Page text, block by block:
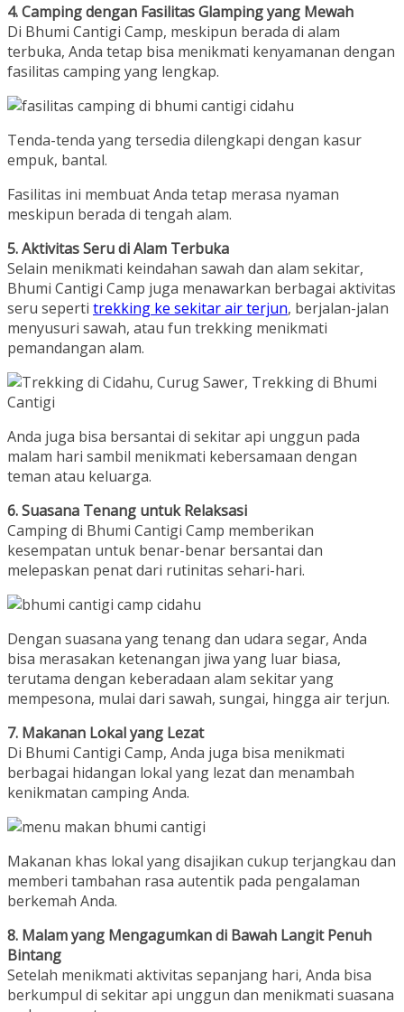
4. Camping dengan Fasilitas Glamping yang Mewah
Di Bhumi Cantigi Camp, meskipun berada di alam
terbuka, Anda tetap bisa menikmati kenyamanan dengan
fasilitas camping yang lengkap.
Tenda-tenda yang tersedia dilengkapi dengan kasur
empuk, bantal.
Fasilitas ini membuat Anda tetap merasa nyaman
meskipun berada di tengah alam.
5. Aktivitas Seru di Alam Terbuka
Selain menikmati keindahan sawah dan alam sekitar,
Bhumi Cantigi Camp juga menawarkan berbagai aktivitas
seru seperti trekking ke sekitar air terjun, berjalan-jalan
menyusuri sawah, atau fun trekking menikmati
pemandangan alam.
Anda juga bisa bersantai di sekitar api unggun pada
malam hari sambil menikmati kebersamaan dengan
teman atau keluarga.
6. Suasana Tenang untuk Relaksasi
Camping di Bhumi Cantigi Camp memberikan
kesempatan untuk benar-benar bersantai dan
melepaskan penat dari rutinitas sehari-hari.
Dengan suasana yang tenang dan udara segar, Anda
bisa merasakan ketenangan jiwa yang luar biasa,
terutama dengan keberadaan alam sekitar yang
mempesona, mulai dari sawah, sungai, hingga air terjun.
7. Makanan Lokal yang Lezat
Di Bhumi Cantigi Camp, Anda juga bisa menikmati
berbagai hidangan lokal yang lezat dan menambah
kenikmatan camping Anda.
Makanan khas lokal yang disajikan cukup terjangkau dan
memberi tambahan rasa autentik pada pengalaman
berkemah Anda.
8. Malam yang Mengagumkan di Bawah Langit Penuh
Bintang
Setelah menikmati aktivitas sepanjang hari, Anda bisa
berkumpul di sekitar api unggun dan menikmati suasana